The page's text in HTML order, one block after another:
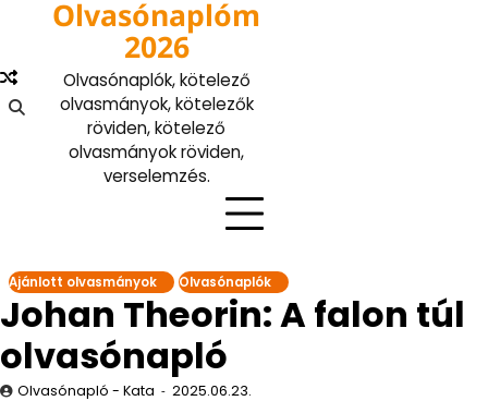
content
Olvasónaplóm
2026
Olvasónaplók, kötelező
olvasmányok, kötelezők
röviden, kötelező
olvasmányok röviden,
verselemzés.
Ajánlott olvasmányok Olvasónaplók
Johan Theorin: A falon túl
olvasónapló
Olvasónapló - Kata 2025.06.23.